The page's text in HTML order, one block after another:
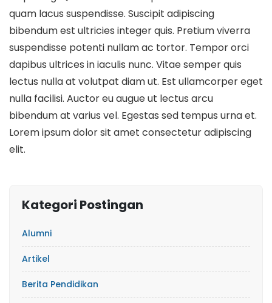
quam lacus suspendisse. Suscipit adipiscing
bibendum est ultricies integer quis. Pretium viverra
suspendisse potenti nullam ac tortor. Tempor orci
dapibus ultrices in iaculis nunc. Vitae semper quis
lectus nulla at volutpat diam ut. Est ullamcorper eget
nulla facilisi. Auctor eu augue ut lectus arcu
bibendum at varius vel. Egestas sed tempus urna et.
Lorem ipsum dolor sit amet consectetur adipiscing
elit.
Kategori Postingan
Alumni
Artikel
Berita Pendidikan